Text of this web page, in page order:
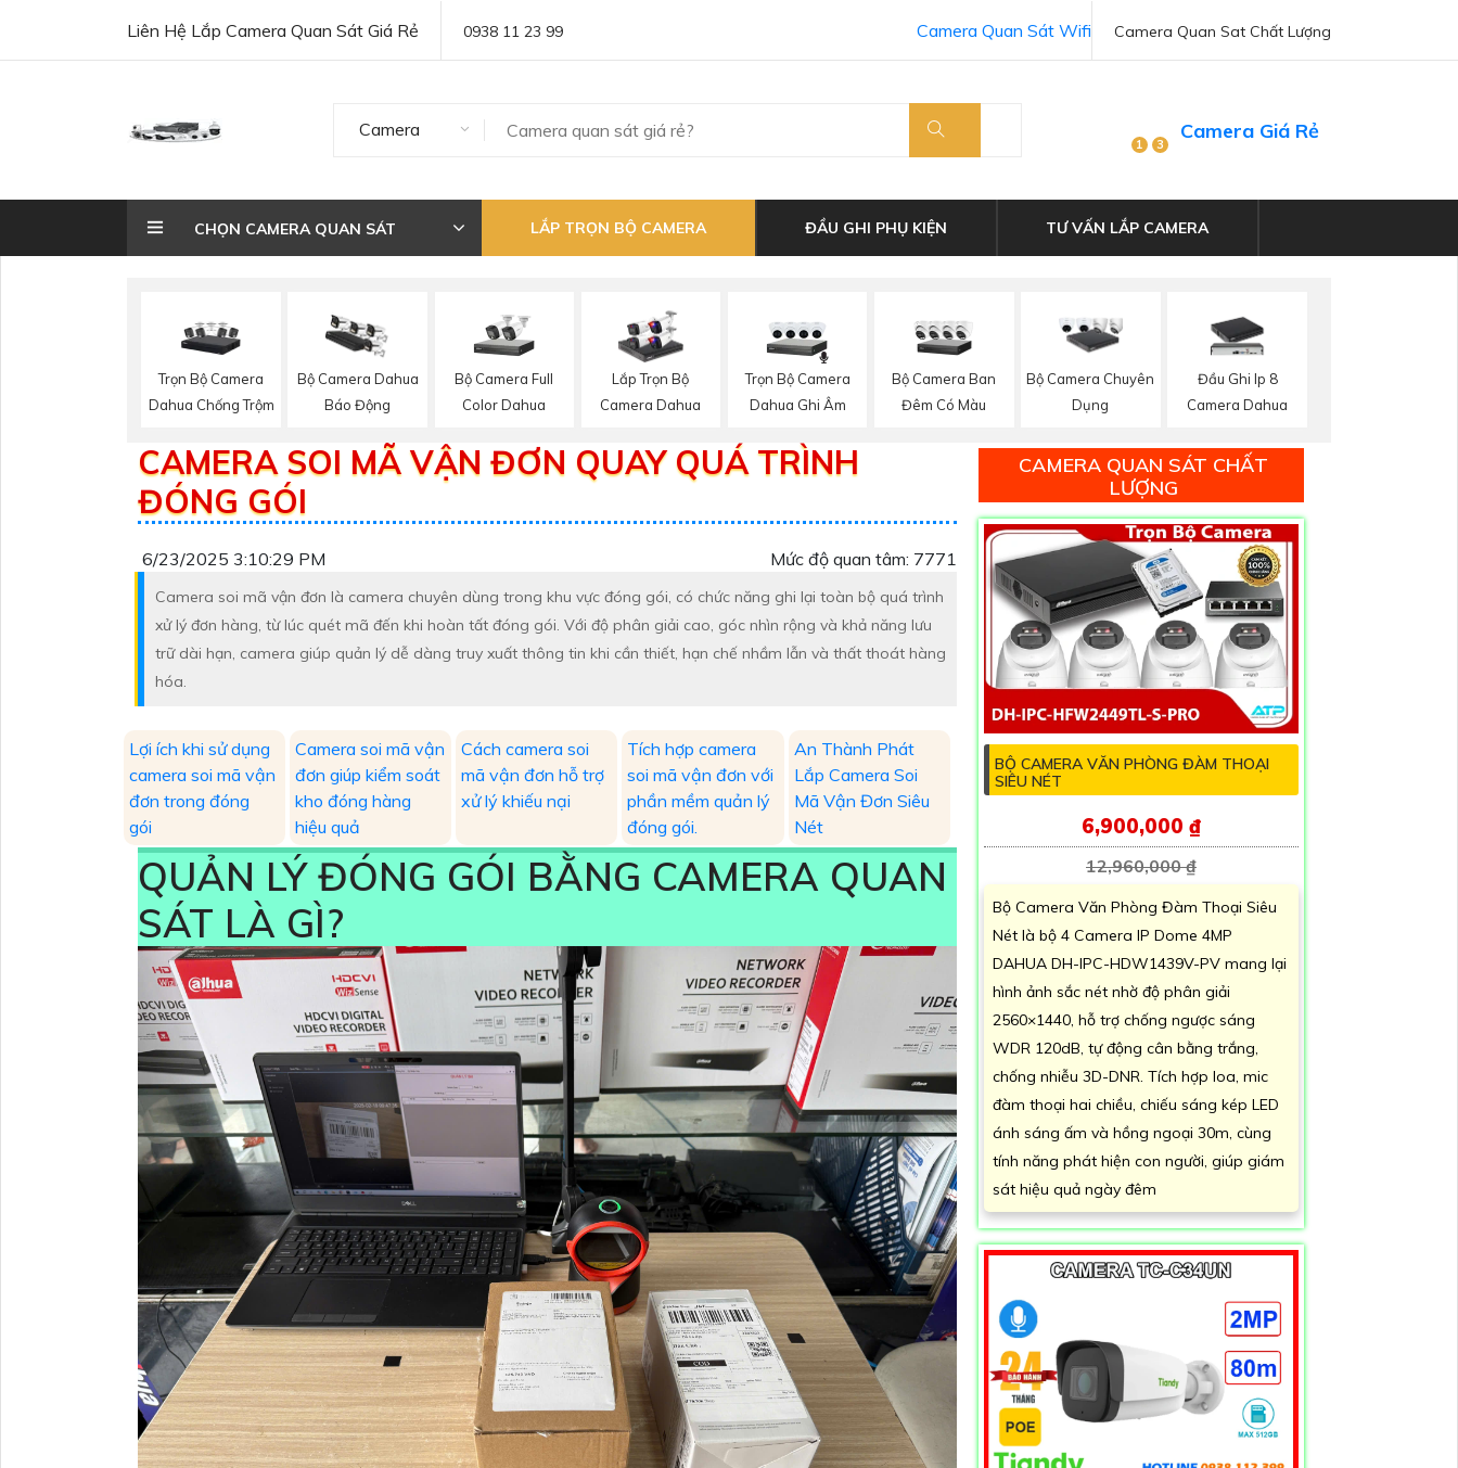
Liên Hệ Lắp Camera Quan Sát Giá Rẻ 0938 11 23 99 Camera Quan Sat Chất Lượng
Camera Quan Sát Wifi
Camera
1 3
Camera Giá Rẻ
CHỌN CAMERA QUAN SÁT LẮP TRỌN BỘ CAMERA ĐẦU GHI PHỤ KIỆN TƯ VẤN LẮP CAMERA
Trọn Bộ Camera
Dahua Chống Trộm
Bộ Camera Dahua
Báo Động
Bộ Camera Full
Color Dahua
Lắp Trọn Bộ
Camera Dahua
Trọn Bộ Camera
Dahua Ghi Âm
Bộ Camera Ban
Đêm Có Màu
Bộ Camera Chuyên
Dụng
Đầu Ghi Ip 8
Camera Dahua
CAMERA SOI MÃ VẬN ĐƠN QUAY QUÁ TRÌNH
ĐÓNG GÓI
6/23/2025 3:10:29 PM Mức độ quan tâm: 7771
Camera soi mã vận đơn là camera chuyên dùng trong khu vực đóng gói, có chức năng ghi lại toàn bộ quá trình
xử lý đơn hàng, từ lúc quét mã đến khi hoàn tất đóng gói. Với độ phân giải cao, góc nhìn rộng và khả năng lưu
trữ dài hạn, camera giúp quản lý dễ dàng truy xuất thông tin khi cần thiết, hạn chế nhầm lẫn và thất thoát hàng
hóa.
Lợi ích khi sử dụng
camera soi mã vận
đơn trong đóng
gói
Camera soi mã vận
đơn giúp kiểm soát
kho đóng hàng
hiệu quả
Cách camera soi
mã vận đơn hỗ trợ
xử lý khiếu nại
Tích hợp camera
soi mã vận đơn với
phần mềm quản lý
đóng gói.
An Thành Phát
Lắp Camera Soi
Mã Vận Đơn Siêu
Nét
QUẢN LÝ ĐÓNG GÓI BẰNG CAMERA QUAN
SÁT LÀ GÌ?
CAMERA QUAN SÁT CHẤT
LƯỢNG
BỘ CAMERA VĂN PHÒNG ĐÀM THOẠI
SIÊU NÉT
6,900,000 ₫
12,960,000 ₫
Bộ Camera Văn Phòng Đàm Thoại Siêu
Nét là bộ 4 Camera IP Dome 4MP
DAHUA DH-IPC-HDW1439V-PV mang lại
hình ảnh sắc nét nhờ độ phân giải
2560×1440, hỗ trợ chống ngược sáng
WDR 120dB, tự động cân bằng trắng,
chống nhiễu 3D-DNR. Tích hợp loa, mic
đàm thoại hai chiều, chiếu sáng kép LED
ánh sáng ấm và hồng ngoại 30m, cùng
tính năng phát hiện con người, giúp giám
sát hiệu quả ngày đêm